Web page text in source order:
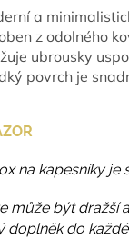
a
z odolného
ubrousky
povrch je
na kapesníky
může být dražší
doplněk do